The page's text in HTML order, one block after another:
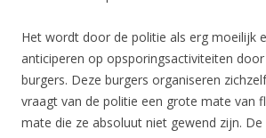
Het wordt door de politie als erg moeilijk
anticiperen op opsporingsactiviteiten
burgers. Deze burgers organiseren
vraagt van de politie een grote mate van
mate die ze absoluut niet gewend zijn.